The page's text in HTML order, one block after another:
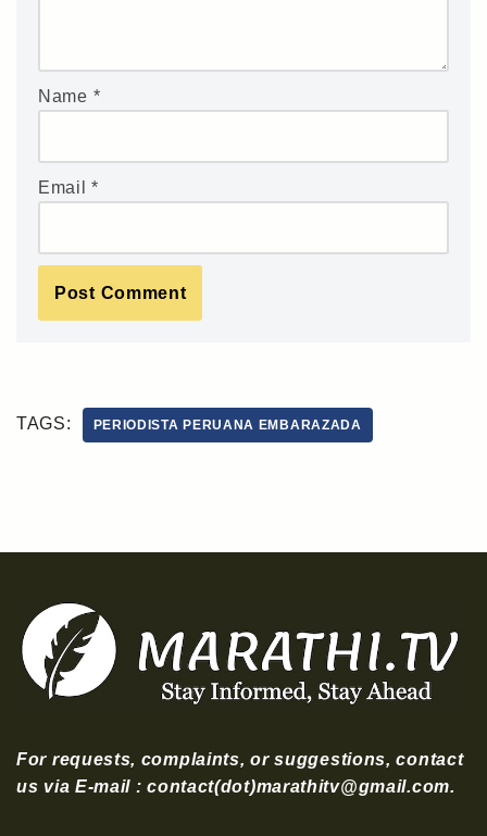
Name *
Email*
TAGS: PERIODISTA PERUANA EMBARAZADA
For requests, complaints, or suggestions, contact
us via E-mail : contact(dot)marathitv@gmail.com.